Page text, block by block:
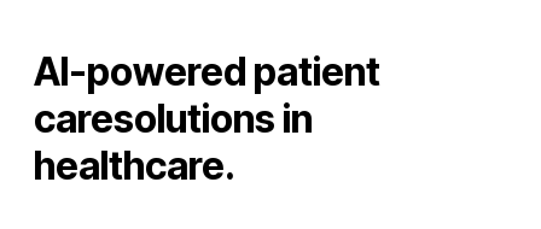
AI-powered patient
caresolutions in
healthcare.